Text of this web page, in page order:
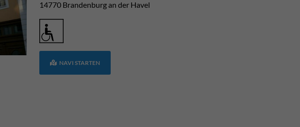
14770 Brandenburg an der Havel
NAVI STARTEN